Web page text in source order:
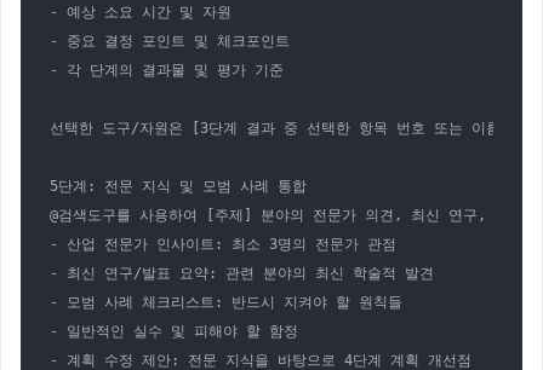
- 예상 소요 시간 및 자원
- 중요 결정 포인트 및 체크포인트
- 각 단계의 결과물 및 평가 기준
선택한 도구/자원은 [3단계 결과 중 선택한 항목 번호 또는 이름]입니
5단계: 전문 지식 및 모범 사례 통합
@검색도구를 사용하여 [주제] 분야의 전문가 의견, 최신 연구, 모범
- 산업 전문가 인사이트: 최소 3명의 전문가 관점
- 최신 연구/발표 요약: 관련 분야의 최신 학술적 발견
- 모범 사례 체크리스트: 반드시 지켜야 할 원칙들
- 일반적인 실수 및 피해야 할 함정
- 계획 수정 제안: 전문 지식을 바탕으로 4단계 계획 개선점